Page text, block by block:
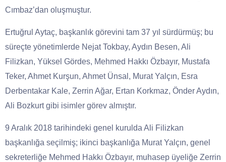
Cımbaz’dan oluşmuştur.
Ertuğrul Aytaç, başkanlık görevini tam 37 yıl sürdürmüş; bu
süreçte yönetimlerde Nejat Tokbay, Aydın Besen, Ali
Filizkan, Yüksel Gördes, Mehmed Hakkı Özbayır, Mustafa
Teker, Ahmet Kurşun, Ahmet Ünsal, Murat Yalçın, Esra
Derbentakar Kale, Zerrin Ağar, Ertan Korkmaz, Önder Aydın,
Ali Bozkurt gibi isimler görev almıştır.
9 Aralık 2018 tarihindeki genel kurulda Ali Filizkan
başkanlığa seçilmiş; ikinci başkanlığa Murat Yalçın, genel
sekreterliğe Mehmed Hakkı Özbayır, muhasep üyeliğe Zerrin